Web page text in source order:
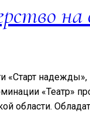
на
надежды»,
«Театр»
области.